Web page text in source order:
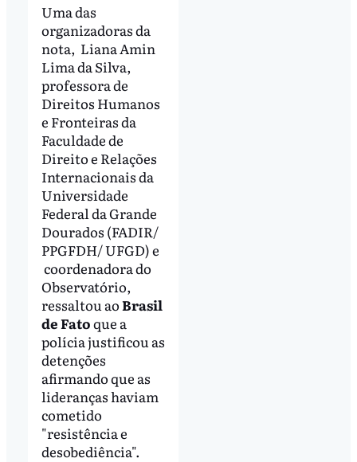
Uma das
organizadoras da
nota, Liana Amin
Lima da Silva,
professora de
Direitos Humanos
e Fronteiras da
Faculdade de
Direito e Relações
Internacionais da
Universidade
Federal da Grande
Dourados (FADIR/
PPGFDH/ UFGD) e
coordenadora do
Observatório,
ressaltou aoBrasil
de Fatoque a
polícia justificou as
detenções
afirmando que as
lideranças haviam
cometido
"resistência e
desobediência".